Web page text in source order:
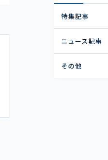
特集記事
ニュース記事
その他